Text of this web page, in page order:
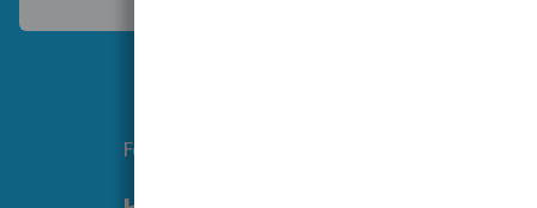
Folgen Sie uns